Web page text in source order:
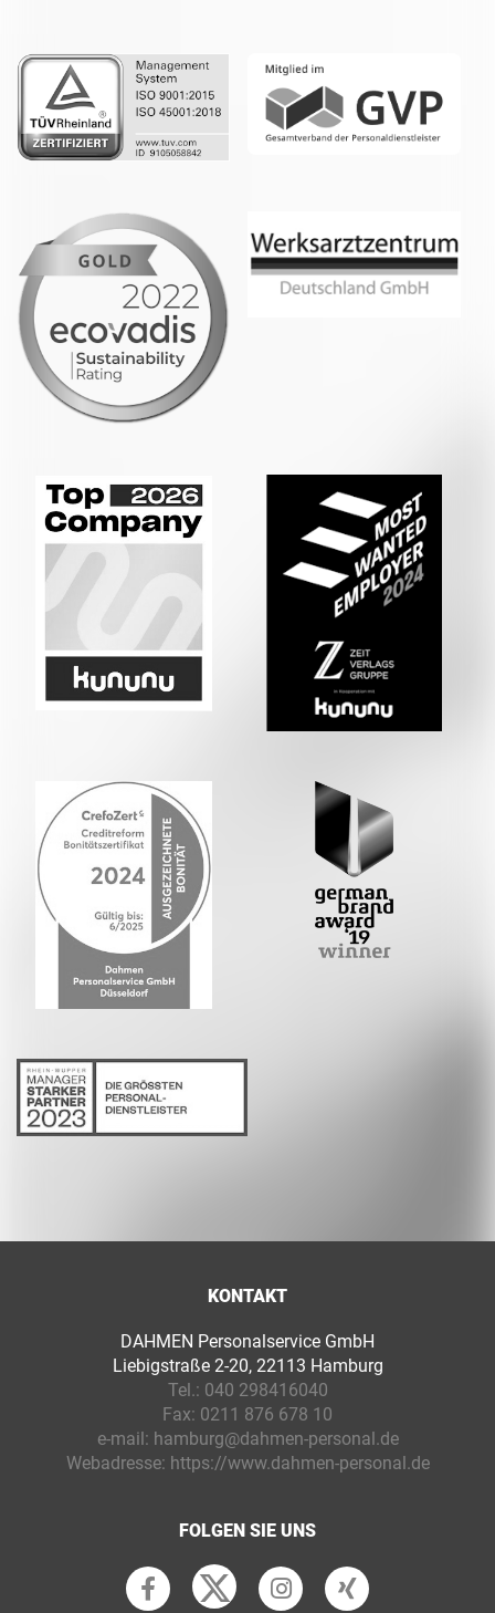
KONTAKT
DAHMEN Personalservice GmbH
Liebigstraße 2-20, 22113 Hamburg
Tel.: 040 298416040
Fax: 0211 876 678 10
e-mail: hamburg@dahmen-personal.de
Webadresse: https://www.dahmen-personal.de
FOLGEN SIE UNS